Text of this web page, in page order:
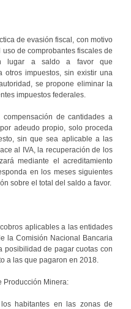
de evasión fiscal, con motivo
de comprobantes fiscales de
lugar a saldo a favor que
otros impuestos, sin existir una
se propone eliminar la
impuestos federales.
de cantidades a
adeudo propio, solo proceda
sin que sea aplicable a las
al IVA, la recuperación de los
mediante el acreditamiento
en los meses siguientes
sobre el total del saldo a favor.
aplicables a las entidades
la Comisión Nacional Bancaria
posibilidad de pagar cuotas con
a las que pagaron en 2018.
Producción Minera:
habitantes en las zonas de